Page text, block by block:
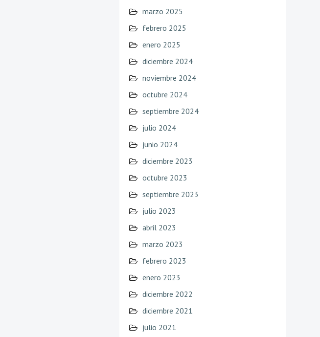
marzo 2025
febrero 2025
enero 2025
diciembre 2024
noviembre 2024
octubre 2024
septiembre 2024
julio 2024
junio 2024
diciembre 2023
octubre 2023
septiembre 2023
julio 2023
abril 2023
marzo 2023
febrero 2023
enero 2023
diciembre 2022
diciembre 2021
julio 2021